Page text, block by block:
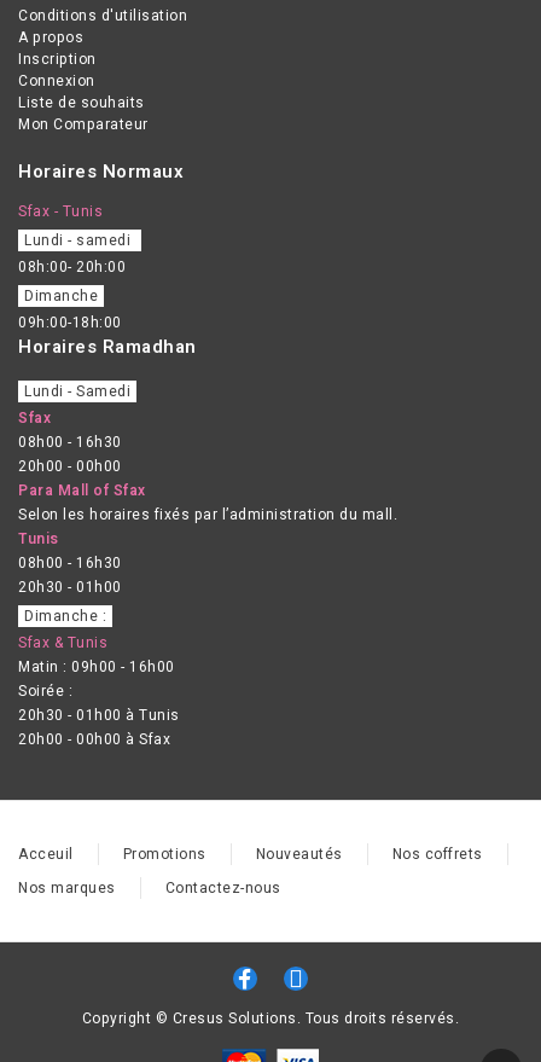
Conditions d'utilisation
A propos
Inscription
Connexion
Liste de souhaits
Mon Comparateur
Horaires Normaux
Sfax - Tunis
Lundi - samedi
08h:00- 20h:00
Dimanche
09h:00-18h:00
Horaires Ramadhan
Lundi - Samedi
Sfax
08h00 - 16h30
20h00 - 00h00
Para Mall of Sfax
Selon les horaires fixés par l’administration du mall.
Tunis
08h00 - 16h30
20h30 - 01h00
Dimanche :
Sfax & Tunis
Matin : 09h00 - 16h00
Soirée :
20h30 - 01h00 à Tunis
20h00 - 00h00 à Sfax
Acceuil Promotions Nouveautés
Nos coffrets
Nos marques
Contactez-nous
Copyright © Cresus Solutions. Tous droits réservés.